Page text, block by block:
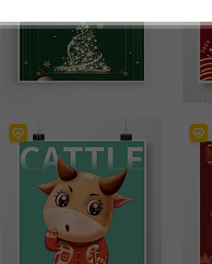
原创圣诞树圣诞节圣诞快乐海报